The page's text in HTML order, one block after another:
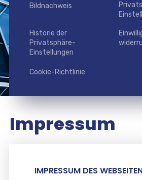
Bildnachweis
Historie der
Privatsphäre-
Einstellungen
Cookie-Richtlinie
Impressum
IMPRESSUM DES